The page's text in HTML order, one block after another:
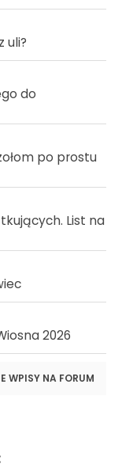
uli?
do
po prostu
List na
2026
WPISY NA FORUM